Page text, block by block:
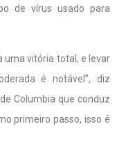
de vírus usado para
uma vitória total, e levar
é notável”, diz
Columbia que conduz
primeiro passo, isso é